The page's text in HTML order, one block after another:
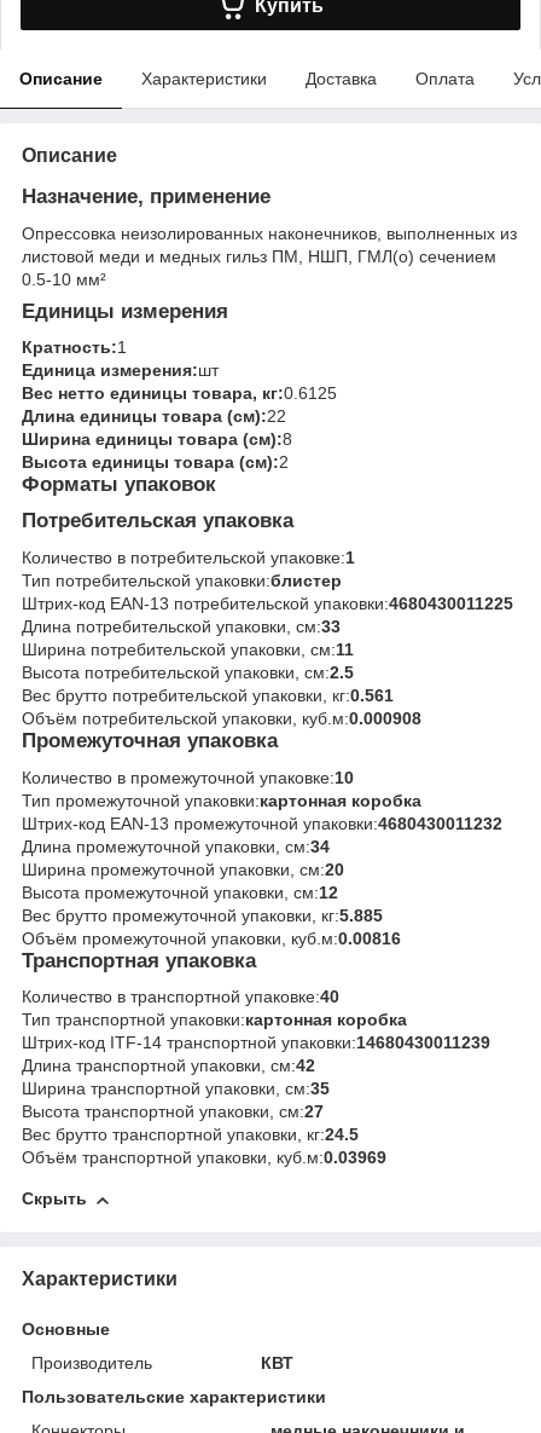
Купить
Описание Характеристики Доставка Оплата
Описание
Назначение, применение
Опрессовка неизолированных наконечников, выполненных из
листовой меди и медных гильз ПМ, НШП, ГМЛ(о) сечением
0.5-10 мм²
Единицы измерения
Кратность:1
Единица измерения:шт
Вес нетто единицы товара, кг:0.6125
Длина единицы товара (см):22
Ширина единицы товара (см):8
Высота единицы товара (см):2
Форматы упаковок
Потребительская упаковка
Количество в потребительской упаковке:1
Тип потребительской упаковки:блистер
Штрих-код EAN-13 потребительской упаковки:4680430011225
Длина потребительской упаковки, см:33
Ширина потребительской упаковки, см:11
Высота потребительской упаковки, см:2.5
Вес брутто потребительской упаковки, кг:0.561
Объём потребительской упаковки, куб.м:0.000908
Промежуточная упаковка
Количество в промежуточной упаковке:10
Тип промежуточной упаковки:картонная коробка
Штрих-код EAN-13 промежуточной упаковки:4680430011232
Длина промежуточной упаковки, см:34
Ширина промежуточной упаковки, см:20
Высота промежуточной упаковки, см:12
Вес брутто промежуточной упаковки, кг:5.885
Объём промежуточной упаковки, куб.м:0.00816
Транспортная упаковка
Количество в транспортной упаковке:40
Тип транспортной упаковки:картонная коробка
Штрих-код ITF-14 транспортной упаковки:14680430011239
Длина транспортной упаковки, см:42
Ширина транспортной упаковки, см:35
Высота транспортной упаковки, см:27
Вес брутто транспортной упаковки, кг:24.5
Объём транспортной упаковки, куб.м:0.03969
Скрыть
Характеристики
Основные
Производитель
КВТ
Пользовательские характеристики